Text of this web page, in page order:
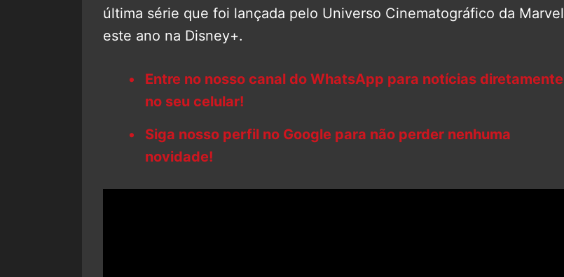
última série que foi lançada pelo Universo Cinematográfico da Marvel
este ano na Disney+.
Entre no nosso canal do WhatsApp para notícias diretamente
no seu celular!
Siga nosso perfil no Google para não perder nenhuma
novidade!